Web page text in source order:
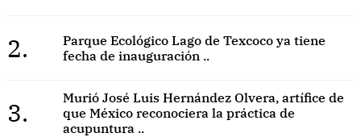
2.
Parque Ecológico Lago de Texcoco ya tiene
fecha de inauguración ..
3.
Murió José Luis Hernández Olvera, artífice de
que México reconociera la práctica de
acupuntura ..